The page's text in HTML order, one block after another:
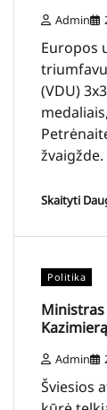
Admin
Europos
(VDU)
Skaityti
Politika
Admin
Šviesios